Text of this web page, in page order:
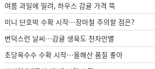
여름 과일에 밀려, 하우스 감귤 가격 뚝
미니 단호박 수확 시작…장마철 주의할 점은?
변덕스런 날씨…감귤 생육도 천차만별
초당옥수수 수확 시작…올해산 품질 좋아